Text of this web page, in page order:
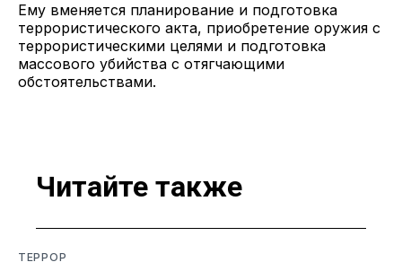
Ему вменяется планирование и подготовка
террористического акта, приобретение оружия с
террористическими целями и подготовка
массового убийства с отягчающими
обстоятельствами.
Читайте также
ТЕРРОР